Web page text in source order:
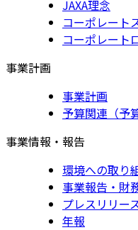
JAXA理念
コーポレート
コーポレート
事業計画
事業計画
予算関連（予
事業情報・報告
環境への取り
事業報告・財
プレスリリー
年報